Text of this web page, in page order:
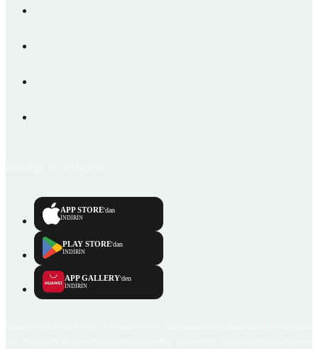
APP STORE'dan
İNDİRİN
PLAY STORE'dan
İNDİRİN
APP GALLERY'den
İNDİRİN